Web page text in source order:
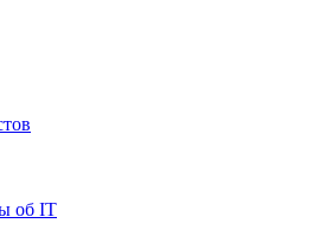
об IT